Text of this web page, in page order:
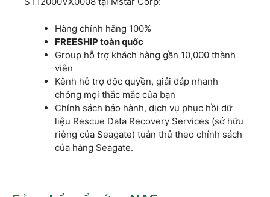
Hàng chính hãng 100%
FREESHIP toàn quốc
Group hỗ trợ khách hàng gần 10,000 thành
viên
Kênh hỗ trợ độc quyền, giải đáp nhanh
chóng mọi thắc mắc của bạn
Chính sách bảo hành, dịch vụ phục hồi dữ
liệu Rescue Data Recovery Services (sở hữu
riêng của Seagate) tuân thủ theo chính sách
của hàng Seagate.